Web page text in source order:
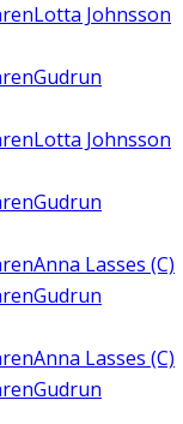
Lotta Johnsson
Gudrun
Lotta Johnsson
Gudrun
Anna Lasses (C)
Gudrun
Anna Lasses (C)
Gudrun